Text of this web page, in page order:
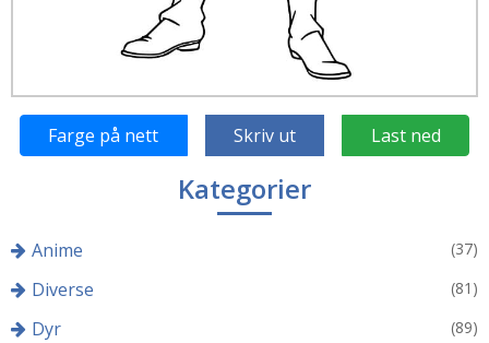
Farge på nett Skriv ut Last ned
Kategorier
Anime (37)
Diverse (81)
Dyr (89)